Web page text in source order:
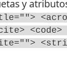
y
<code>